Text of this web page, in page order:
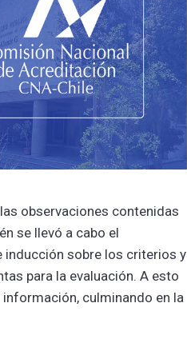
observaciones contenidas
se llevó a cabo el
inducción sobre los criterios y
para la evaluación. A esto
culminando en la